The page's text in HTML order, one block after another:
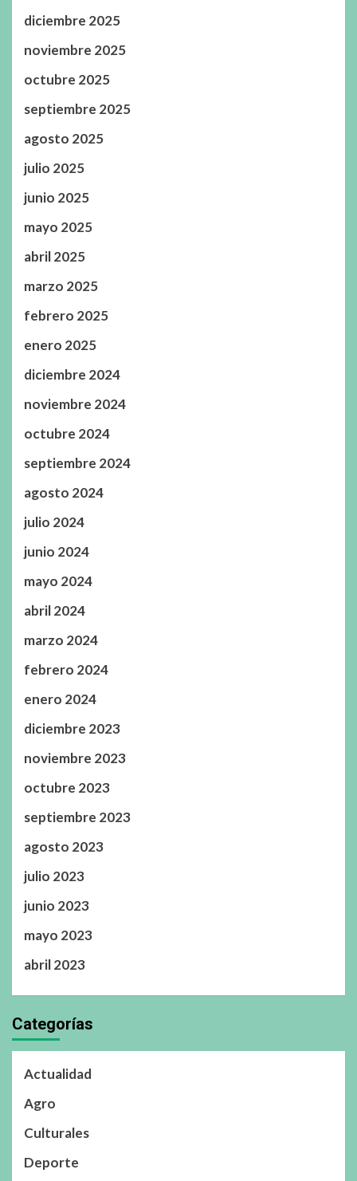
diciembre 2025
noviembre 2025
octubre 2025
septiembre 2025
agosto 2025
julio 2025
junio 2025
mayo 2025
abril 2025
marzo 2025
febrero 2025
enero 2025
diciembre 2024
noviembre 2024
octubre 2024
septiembre 2024
agosto 2024
julio 2024
junio 2024
mayo 2024
abril 2024
marzo 2024
febrero 2024
enero 2024
diciembre 2023
noviembre 2023
octubre 2023
septiembre 2023
agosto 2023
julio 2023
junio 2023
mayo 2023
abril 2023
Categorías
Actualidad
Agro
Culturales
Deporte